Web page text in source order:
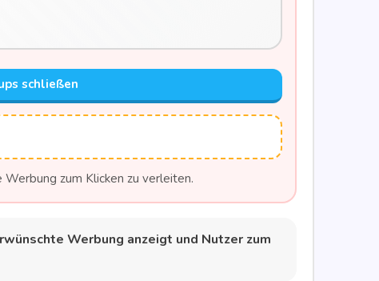
schließen
zum Kli­cken zu verleiten.
Wer­bung anzeigt und Nut­zer zum